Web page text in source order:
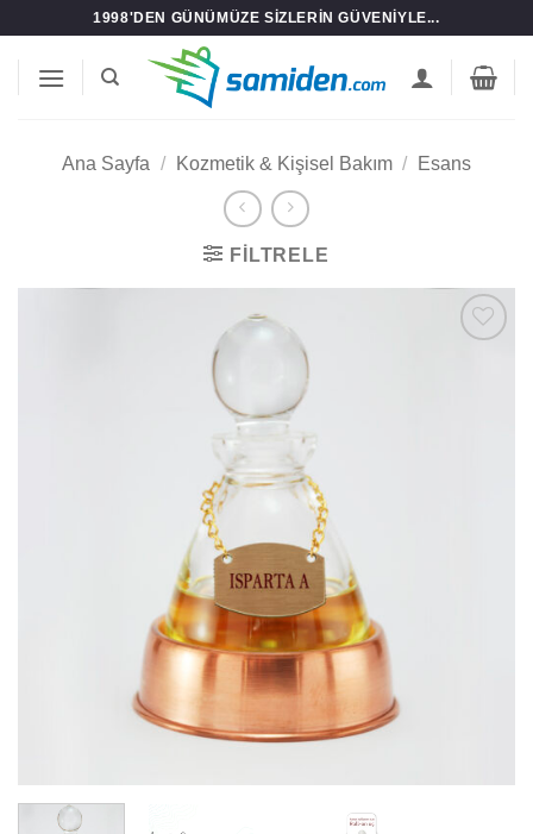
1998'DEN GÜNÜMÜZE SIZLERIN GÜVENIYLE...
Ana Sayfa / Kozmetik & Kişisel Bakım / Esans
FILTRELE